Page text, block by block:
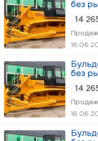
без
14
без
14